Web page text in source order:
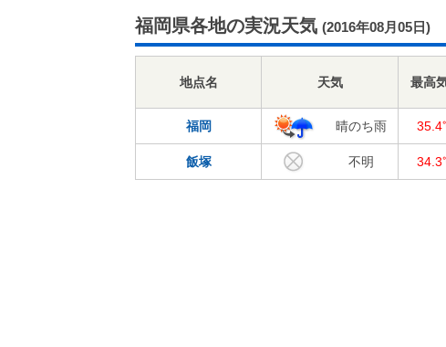
福岡県各地の実況天気 (2016年08月05日)
地点名 天気 最高
福岡 晴のち雨
飯塚 不明